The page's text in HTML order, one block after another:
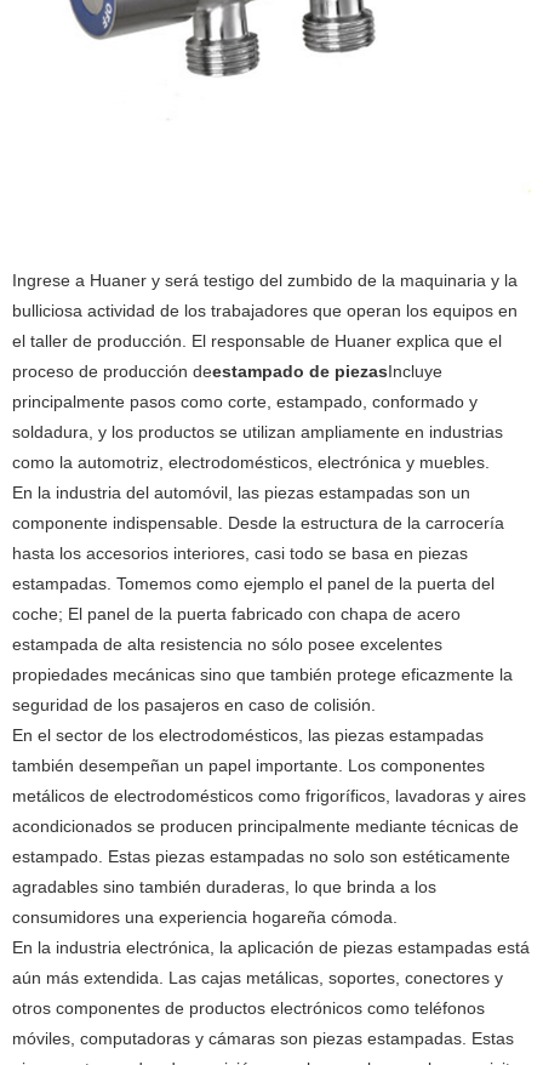
Ingrese a Huaner y será testigo del zumbido de la maquinaria y la
bulliciosa actividad de los trabajadores que operan los equipos en
el taller de producción. El responsable de Huaner explica que el
proceso de producción deestampado de piezasIncluye
principalmente pasos como corte, estampado, conformado y
soldadura, y los productos se utilizan ampliamente en industrias
como la automotriz, electrodomésticos, electrónica y muebles.
En la industria del automóvil, las piezas estampadas son un
componente indispensable. Desde la estructura de la carrocería
hasta los accesorios interiores, casi todo se basa en piezas
estampadas. Tomemos como ejemplo el panel de la puerta del
coche; El panel de la puerta fabricado con chapa de acero
estampada de alta resistencia no sólo posee excelentes
propiedades mecánicas sino que también protege eficazmente la
seguridad de los pasajeros en caso de colisión.
En el sector de los electrodomésticos, las piezas estampadas
también desempeñan un papel importante. Los componentes
metálicos de electrodomésticos como frigoríficos, lavadoras y aires
acondicionados se producen principalmente mediante técnicas de
estampado. Estas piezas estampadas no solo son estéticamente
agradables sino también duraderas, lo que brinda a los
consumidores una experiencia hogareña cómoda.
En la industria electrónica, la aplicación de piezas estampadas está
aún más extendida. Las cajas metálicas, soportes, conectores y
otros componentes de productos electrónicos como teléfonos
móviles, computadoras y cámaras son piezas estampadas. Estas